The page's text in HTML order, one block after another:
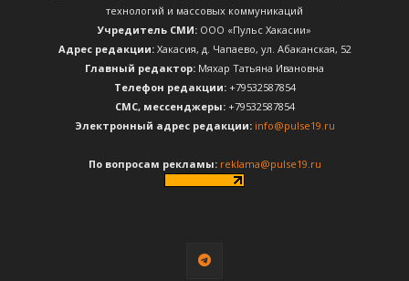
технологий и массовых коммуникаций
Учредитель СМИ: ООО «Пульс Хакасии»
Адрес редакции:Хакасия, д. Чапаево, ул. Абаканская, 52
Главный редактор: Мяхар Татьяна Ивановна
Телефон редакции:+79532587854
CМС, мессенджеры:+79532587854
Электронный адрес редакции: info@pulse19.ru
По вопросам рекламы: reklama@pulse19.ru